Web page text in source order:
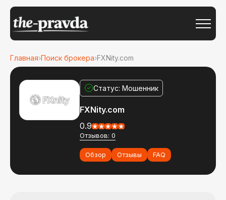
Главная›Поиск брокера›FXNity.com
Статус: Мошенник
FXNity.com
0.9
Отзывов: 0
Обзор Отзывы FAQ